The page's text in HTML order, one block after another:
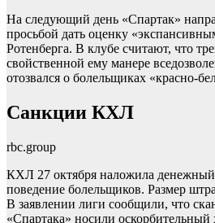
На следующий день «Спартак»
просьбой дать оценку
Ротенберга. В клубе считают, что
свойственной ему манере
отозвался о болельщиках «красно-
Санкции КХЛ
rbc.group
КХЛ 27 октября наложила
поведение болельщиков. Размер
В заявлении лиги сообщили, что
«Спартака» носили оскорбительный